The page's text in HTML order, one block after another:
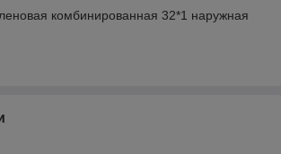
комбинированная 32*1 наружная